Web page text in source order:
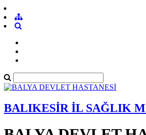
BALIKESİR İL SAĞLIK